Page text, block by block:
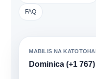
FAQ
MABILIS NA
Dominica (+1 767)